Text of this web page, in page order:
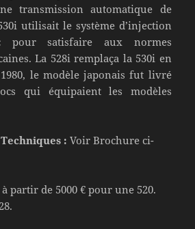
transmission automatique de
utilisait le système d’injection
pour satisfaire aux normes
La 528i remplaça la 530i en
le modèle japonais fut livré
qui équipaient les modèles
: Voir Brochure ci-
à partir de 5000 € pour une 520.